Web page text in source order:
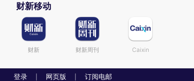
财新移动
财新 财新周刊 Caixin
登录 网页版 订阅电邮